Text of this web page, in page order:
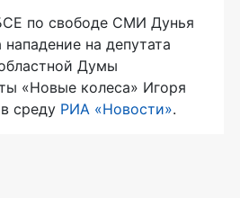
по свободе СМИ Дунья
на депутата
Думы
«Новые колеса» Игоря
среду РИА «Новости».